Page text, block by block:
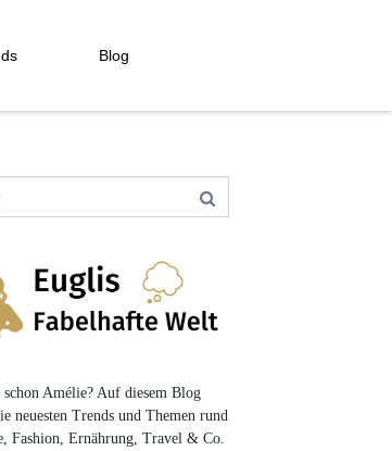
Blog
schon Amélie? Auf diesem Blog
neuesten Trends und Themen rund
Fashion, Ernährung, Travel & Co.